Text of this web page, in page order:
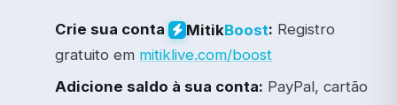
Crie sua conta MitikBoost: Registro
gratuito em mitiklive.com/boost
Adicione saldo à sua conta: PayPal, cartão